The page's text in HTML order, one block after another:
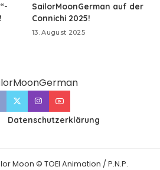
SailorMoonGerman auf der
Connichi 2025!
13. August 2025
Datenschutzerklärung
Moon © TOEI Animation / P.N.P.